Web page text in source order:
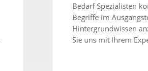
Bedarf Spezialisten
Begriffe im
Hintergrundwissen
Sie uns mit Ihrem